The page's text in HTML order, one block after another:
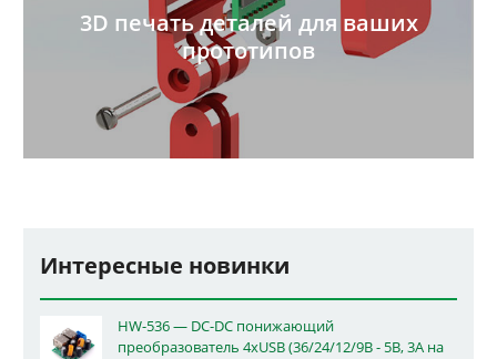
3D печать деталей для ваших
прототипов
Интересные новинки
HW-536 — DC-DC понижающий
преобразователь 4xUSB (36/24/12/9В - 5В, 3А на